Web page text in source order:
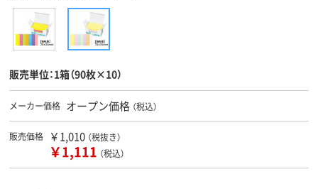
販売単位：1箱（90枚×10）
メーカー価格 オープン価格 （税込）
販売価格 ￥1,010 （税抜き）
￥1,111 （税込）